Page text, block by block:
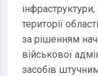
території
за рішенням
військової
засобів